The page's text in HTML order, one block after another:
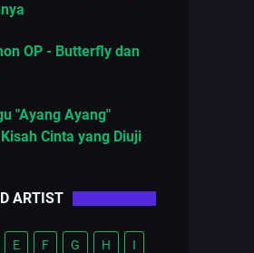
OP - Butterfly dan
"Ayang Ayang"
Cinta yang Diuji
ARTIST
E F G H I